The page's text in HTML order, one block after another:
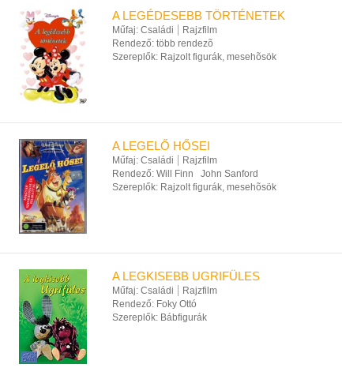
A LEGÉDESEBB TÖRTÉNETEK
Műfaj: Családi
Rajzfilm
Rendező: több rendezõ
Szereplők: Rajzolt figurák, mesehõsök
A LEGELŐ HŐSEI
Műfaj: Családi
Rajzfilm
Rendező: Will Finn
John Sanford
Szereplők: Rajzolt figurák, mesehõsök
A LEGKISEBB UGRIFÜLES
Műfaj: Családi
Rajzfilm
Rendező: Foky Ottó
Szereplők: Bábfigurák